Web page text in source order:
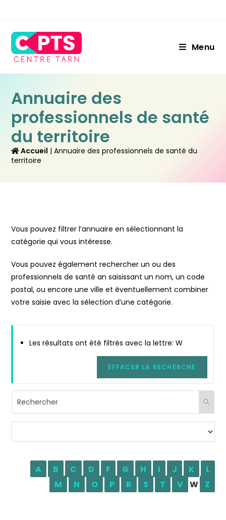
Menu
Annuaire des
professionnels de santé
du territoire
Accueil | Annuaire des professionnels de santé du
territoire
Vous pouvez filtrer l’annuaire en sélectionnant la
catégorie qui vous intéresse.
Vous pouvez également rechercher un ou des
professionnels de santé an saisissant un nom, un code
postal, ou encore une ville et éventuellement combiner
votre saisie avec la sélection d’une catégorie.
Les résultats ont été filtrés avec la lettre: W
EFFACER LA RECHERCHE
A B C D F G H I J K
L
M
N O P R S T V W Z